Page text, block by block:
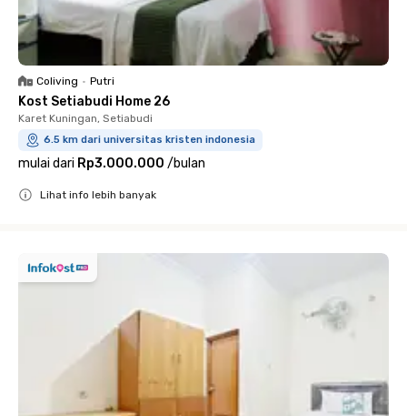
Coliving • Putri
Kost Setiabudi Home 26
Karet Kuningan, Setiabudi
6.5 km dari universitas kristen indonesia
mulai dari Rp3.000.000 /bulan
Lihat info lebih banyak